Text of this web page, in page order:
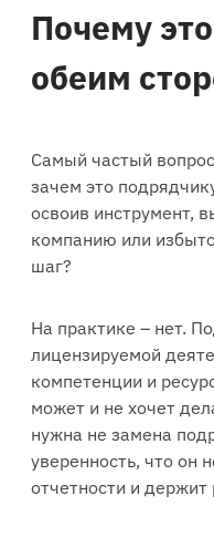
Почему
обеим
Самый частый
зачем это
освоив инструмент,
компанию или
шаг?
На практике – нет.
лицензируемой
компетенции и
может и не хочет
нужна не замена
уверенность, что он
отчетности и держит